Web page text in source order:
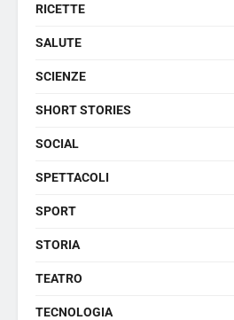
RICETTE
SALUTE
SCIENZE
SHORT STORIES
SOCIAL
SPETTACOLI
SPORT
STORIA
TEATRO
TECNOLOGIA